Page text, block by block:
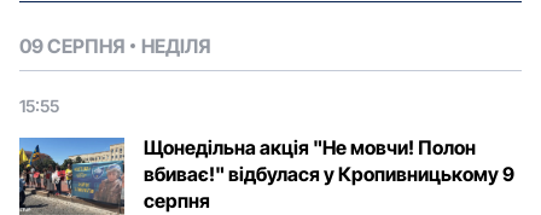
09 СЕРПНЯ НЕДІЛЯ
15:55
Щонедільна акція "Не мовчи! Полон
вбиває!" відбулася у Кропивницькому 9
серпня